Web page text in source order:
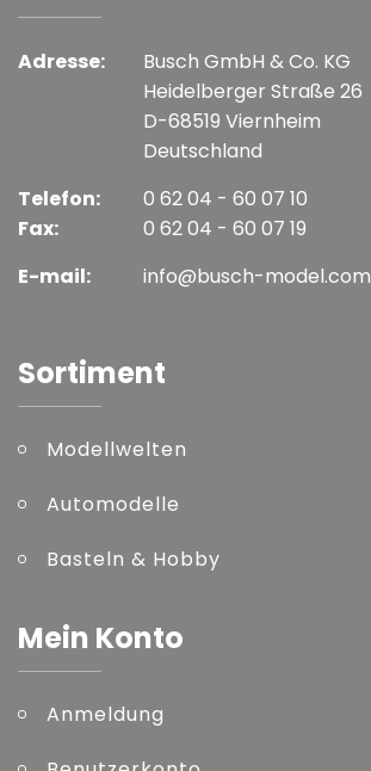
Adresse:
Busch GmbH & Co. KG
Heidelberger Straße 26
D-68519 Viernheim
Deutschland
Telefon:
Fax:
0 62 04 - 60 07 10
0 62 04 - 60 07 19
E-mail:
info@busch-model.com
Sortiment
Modellwelten
Automodelle
Basteln & Hobby
Mein Konto
Anmeldung